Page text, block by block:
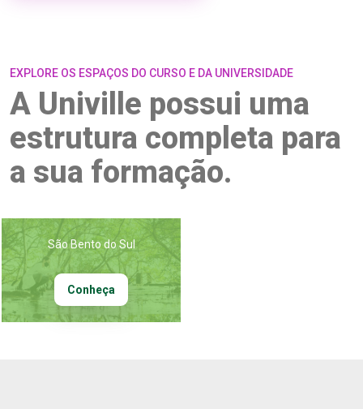
EXPLORE OS ESPAÇOS DO CURSO E DA UNIVERSIDADE
A Univille possui uma
estrutura completa para
a sua formação.
São Bento do Sul
Conheça